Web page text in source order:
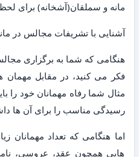
مانه و سملقان(آشخانه) برای
آشنایی با تشریفات مجالس در
هنگامی که شما به برگزاری
فکر می کنید، در مقابل
مثال شما رفاه مهمانان خود را
رسیدگی مناسب را برای آن ها
اما هنگامی که تعداد مهمانان
هایی همچون عقد، عروسی،